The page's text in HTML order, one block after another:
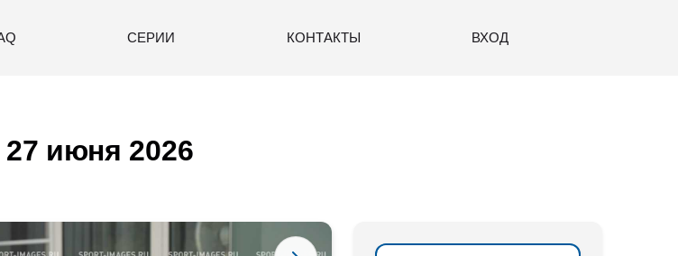
СЕРИИ КОНТАКТЫ ВХОД
27 июня 2026